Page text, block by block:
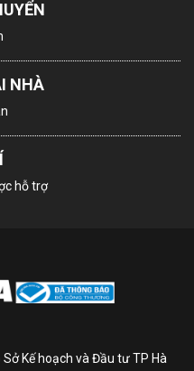
loa
Không gian tiết kiệm
tiện lợi
nào. Công nghệ
minh, bổ sung loa
NHÀ
hỗ trợ
Kế hoạch và Đầu tư TP Hà